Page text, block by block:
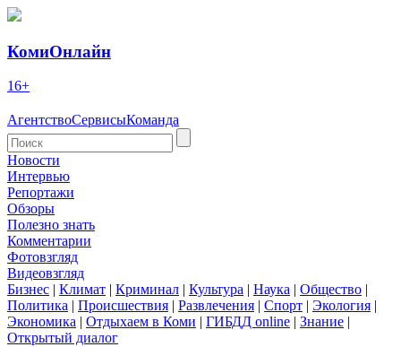
КомиОнлайн
16+
АгентствоСервисыКоманда
Новости
Интервью
Репортажи
Обзоры
Полезно знать
Комментарии
Фотовзгляд
Видеовзгляд
Бизнес | Климат | Криминал | Культура | Наука | Общество |
Политика | Происшествия | Развлечения | Спорт | Экология |
Экономика | Отдыхаем в Коми | ГИБДД online | Знание |
Открытый диалог